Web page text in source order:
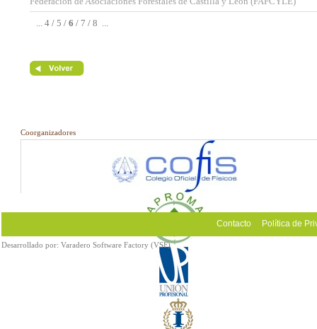
... 4 / 5 / 6 / 7 / 8 ...
Coorganizadores
Contacto Política de
Desarrollado por: Varadero Software Factory (VSF)